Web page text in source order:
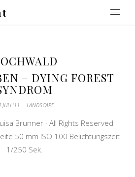
– DYING FOREST
JULI ’11 LANDSCAPE
Brunner · All Rights Reserved
50 mm ISO 100 Belichtungszeit
1/250 Sek.